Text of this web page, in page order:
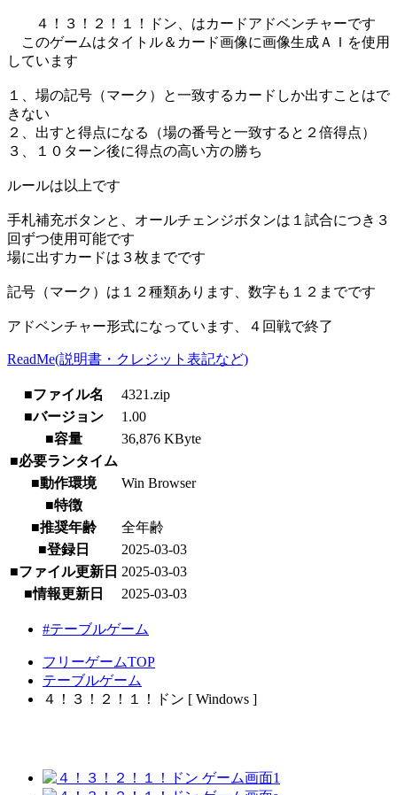
４！３！２！１！ドン、はカードアドベンチャーです
このゲームはタイトル＆カード画像に画像生成ＡＩを使用
しています
１、場の記号（マーク）と一致するカードしか出すことはで
きない
２、出すと得点になる（場の番号と一致すると２倍得点）
３、１０ターン後に得点の高い方の勝ち
ルールは以上です
手札補充ボタンと、オールチェンジボタンは１試合につき３
回ずつ使用可能です
場に出すカードは３枚までです
記号（マーク）は１２種類あります、数字も１２までです
アドベンチャー形式になっています、４回戦で終了
ReadMe(説明書・クレジット表記など)
■ファイル名
4321.zip
■バージョン
1.00
■容量
36,876 KByte
■必要ランタイム
■動作環境
Win Browser
■特徴
■推奨年齢
全年齢
■登録日
2025-03-03
■ファイル更新日 2025-03-03
■情報更新日
2025-03-03
#テーブルゲーム
フリーゲームTOP
テーブルゲーム
４！３！２！１！ドン [ Windows ]